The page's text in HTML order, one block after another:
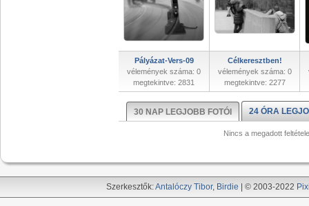
Pályázat-Vers-09
vélemények száma: 0
megtekintve: 2831
Célkeresztben!
vélemények száma: 0
megtekintve: 2277
30 NAP LEGJOBB FOTÓI 24 ÓRA
Nincs a megadott
Szerkesztők:Antalóczy Tibor, Birdie | © 2003-2022